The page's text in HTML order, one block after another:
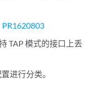
PR1620803
TAP 模式的接口上丢
进行分类。